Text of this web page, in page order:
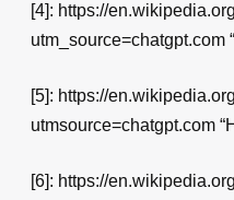
[4]: https://
utm_source=chatgpt.com
[5]: https://
utmsource=chatgpt.com
[6]: https://